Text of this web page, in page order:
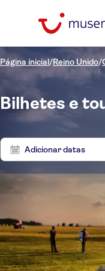
Página inicial/Reino Unido/
Bilhetes e
Adicionar datas
Preço (por
Mín. R$
NO-PICKUP
Opções de
Categorias
Excursões
Idomas